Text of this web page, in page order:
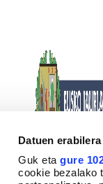
Datuen
Guk etagure
cookie bezalako